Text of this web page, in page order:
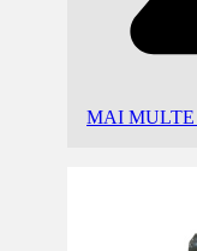
MAI MULTE